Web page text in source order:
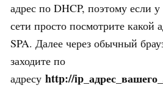
адрес по DHCP, поэтому если
сети просто посмотрите какой
SPA. Далее через обычный
заходите по
адресу http://